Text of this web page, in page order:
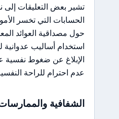
تشير بعض التعليقات
الحسابات التي تخسر
حول مصداقية العوائد
استخدام أساليب عدوانية
الإبلاغ عن ضغوط نفسية
عدم احترام للراحة
الشفافية والممارسات